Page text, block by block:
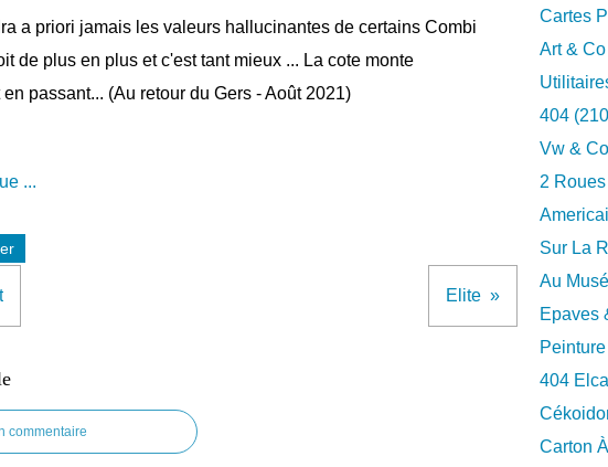
a priori jamais les valeurs hallucinantes de certains Combi
de plus en plus et c'est tant mieux ... La cote monte
passant... (Au retour du Gers - Août 2021)
...
Elite
commentaire
Cartes
Art & Co
404
Vw & Co
2 Roues
Sur La
Au
Epaves
404
Carton